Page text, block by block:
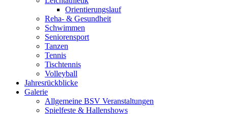
Orientierungslauf
Reha- & Gesundheit
Schwimmen
Seniorensport
Tanzen
Tennis
Tischtennis
Volleyball
Jahresrückblicke
Galerie
Allgemeine BSV Veranstaltungen
Spielfeste & Hallenshows